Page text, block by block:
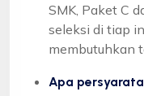
SMK, Paket C
seleksi di tiap
membutuhkan
Apa